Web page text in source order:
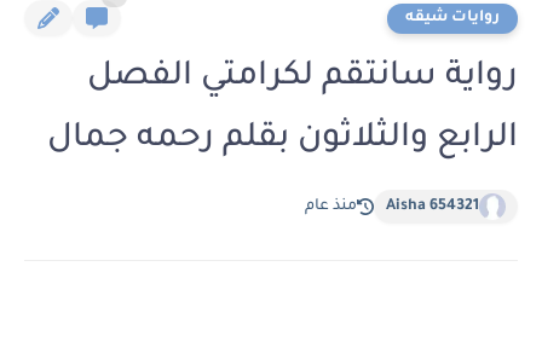
روايات شيقه
رواية سانتقم لكرامتي الفصل
الرابع والثلاثون بقلم رحمه جمال
Aisha 654321 منذ عام